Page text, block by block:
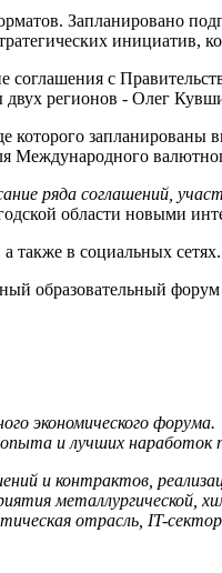
Запланировано
инициатив,
соглашения с
двух регионов - Олег
Международного
ряда соглашений,
области новыми
а также в социальных сетях.
образовательный форум
экономического
и лучших
и контрактов,
металлургической,
отрасль, IT-